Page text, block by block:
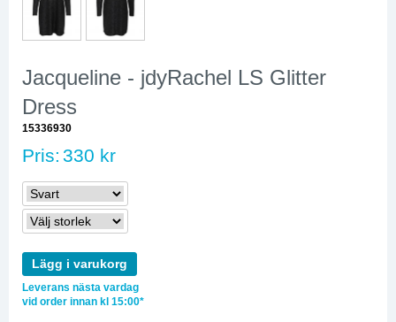
Jacqueline - jdyRachel LS Glitter
Dress
15336930
Pris: 330 kr
Lägg i varukorg
Leverans nästa vardag
vid order innan kl 15:00*